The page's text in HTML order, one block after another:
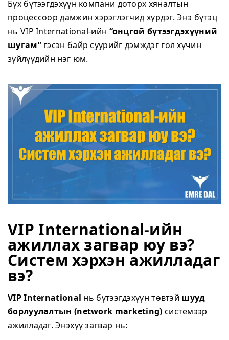
Бүх бүтээгдэхүүн компани доторх хяналтын
процессоор дамжин хэрэглэгчид хүрдэг. Энэ бүтэц
нь VIP International-ийн “онцгой бүтээгдэхүүний
шугам”гэсэн байр суурийг дэмждэг гол хүчин
зүйлүүдийн нэг юм.
VIP International-ийн
ажиллах загвар юу вэ?
Систем хэрхэн ажилладаг
вэ?
VIP International нь бүтээгдэхүүн төвтэй шууд
борлуулалтын (network marketing) системээр
ажилладаг. Энэхүү загвар нь: